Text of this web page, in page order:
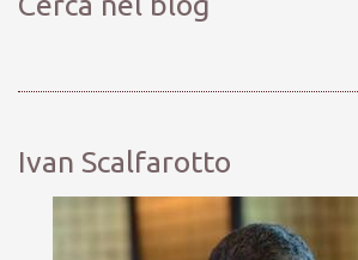
Ivan Scalfarotto